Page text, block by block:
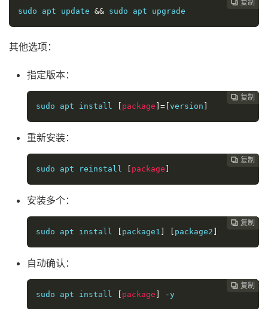
 复制
 复制
 复制
 复制
 复制
 复制
 复制
 复制
 复制
 复制
 复制
 复制
 复制
 复制
 复制
 复制
 复制
 复制
 复制
 复制
 复制
 复制
 复制
 复制
sudo apt update && sudo apt upgrade
其他选项：
指定版本：
 复制
 复制
 复制
 复制
 复制
 复制
 复制
 复制
 复制
 复制
 复制
 复制
 复制
 复制
 复制
 复制
 复制
 复制
 复制
 复制
 复制
 复制
 复制
sudo apt install
[ package ]=[version ]
重新安装：
 复制
 复制
 复制
 复制
 复制
 复制
 复制
 复制
 复制
 复制
 复制
 复制
 复制
 复制
 复制
 复制
 复制
 复制
 复制
 复制
 复制
 复制
sudo apt reinstall
[ package ]
安装多个：
 复制
 复制
 复制
 复制
 复制
 复制
 复制
 复制
 复制
 复制
 复制
 复制
 复制
 复制
 复制
 复制
 复制
 复制
 复制
 复制
 复制
sudo apt install
[ package1 ] [ package2 ]
自动确认：
 复制
 复制
 复制
 复制
 复制
 复制
 复制
 复制
 复制
 复制
 复制
 复制
 复制
 复制
 复制
 复制
 复制
 复制
 复制
 复制
sudo apt install
[ package ] -y